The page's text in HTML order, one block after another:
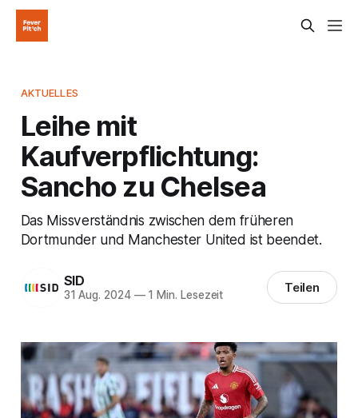
AKTUELLES
Leihe mit
Kaufverpflichtung:
Sancho zu Chelsea
Das Missverständnis zwischen dem früheren
Dortmunder und Manchester United ist beendet.
SID
31 Aug. 2024 —1 Min. Lesezeit Teilen